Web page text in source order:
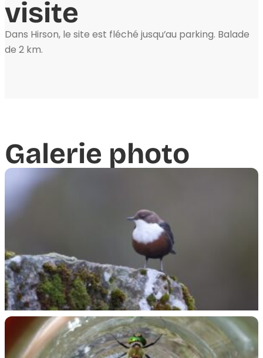
visite
Dans Hirson, le site est fléché jusqu’au parking. Balade
de 2 km.
Galerie photo